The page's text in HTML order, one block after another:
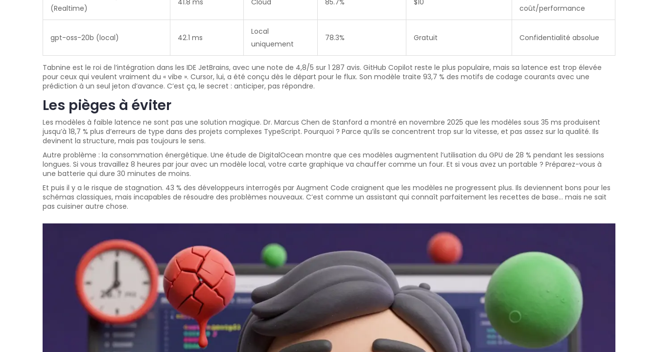
(Realtime)
41.8 ms Cloud 85.7% $10
coût/performance
gpt-oss-20b (local) 42.1 ms
Local
uniquement
78.3% Gratuit Confidentialité absolue
Tabnine est le roi de l’intégration dans les IDE JetBrains, avec une note de 4,8/5 sur 1 287 avis. GitHub Copilot reste le plus populaire, mais sa latence est trop élevée
pour ceux qui veulent vraiment du « vibe ». Cursor, lui, a été conçu dès le départ pour le flux. Son modèle traite 93,7 % des motifs de codage courants avec une
prédiction à un seul jeton d’avance. C’est ça, le secret : anticiper, pas répondre.
Les pièges à éviter
Les modèles à faible latence ne sont pas une solution magique. Dr. Marcus Chen de Stanford a montré en novembre 2025 que les modèles sous 35 ms produisent
jusqu’à 18,7 % plus d’erreurs de type dans des projets complexes TypeScript. Pourquoi ? Parce qu’ils se concentrent trop sur la vitesse, et pas assez sur la qualité. Ils
devinent la structure, mais pas toujours le sens.
Autre problème : la consommation énergétique. Une étude de DigitalOcean montre que ces modèles augmentent l’utilisation du GPU de 28 % pendant les sessions
longues. Si vous travaillez 8 heures par jour avec un modèle local, votre carte graphique va chauffer comme un four. Et si vous avez un portable ? Préparez-vous à
une batterie qui dure 30 minutes de moins.
Et puis il y a le risque de stagnation. 43 % des développeurs interrogés par Augment Code craignent que les modèles ne progressent plus. Ils deviennent bons pour les
schémas classiques, mais incapables de résoudre des problèmes nouveaux. C’est comme un assistant qui connaît parfaitement les recettes de base… mais ne sait
pas cuisiner autre chose.